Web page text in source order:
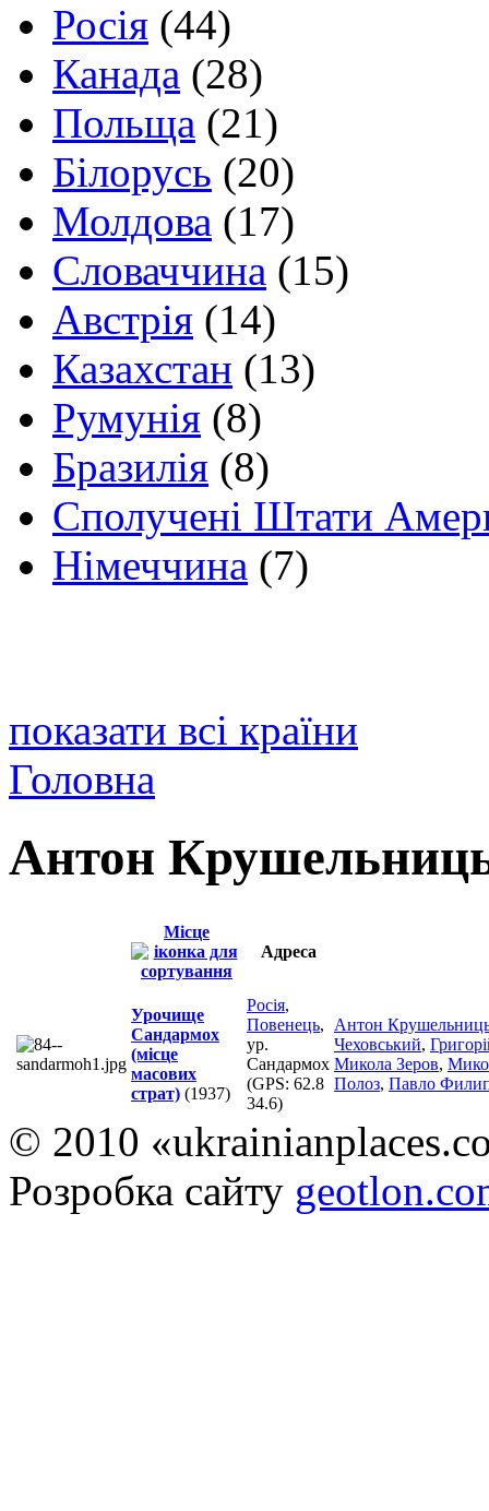
Росія (44)
Канада (28)
Польща (21)
Білорусь (20)
Молдова (17)
Словаччина (15)
Австрія (14)
Казахстан (13)
Румунія (8)
Бразилія (8)
Сполучені Штати
Німеччина (7)
показати всі країни
Головна
Антон
Місце
Адреса
Урочище
Сандармох
(місце
масових
страт) (1937)
Росія,
Повенець,
ур.
Сандармох
(GPS: 62.8
34.6)
Антон
Чеховський,
Микола Зеров,
Полоз, Павло
© 2010
Розробка сайту